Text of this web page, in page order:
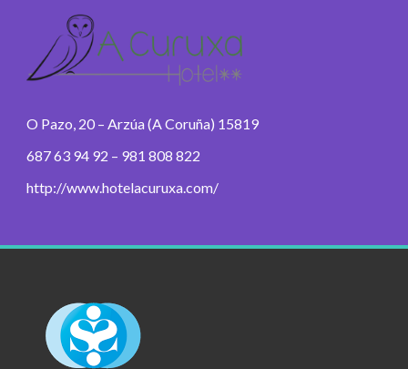
O Pazo, 20 – Arzúa (A Coruña) 15819
687 63 94 92 – 981 808 822
http://www.hotelacuruxa.com/